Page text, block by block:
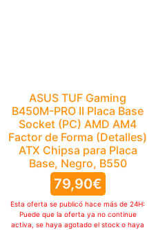
ASUS TUF Gaming
B450M-PRO II Placa Base
Socket (PC) AMD AM4
Factor de Forma (Detalles)
ATX Chipsa para Placa
Base, Negro, B550
79,90€
Esta oferta se publicó hace más de 24H:
Puede que la oferta ya no continue
activa, se haya agotado el stock o haya